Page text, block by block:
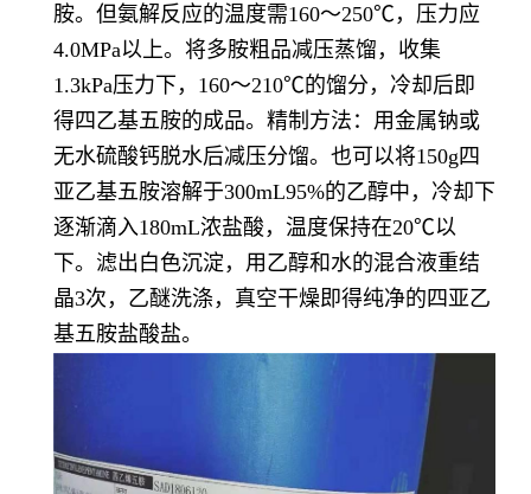
胺。但氨解反应的温度需160～250℃，压力应
4.0MPa以上。将多胺粗品减压蒸馏，收集
1.3kPa压力下，160～210℃的馏分，冷却后即
得四乙基五胺的成品。精制方法：用金属钠或
无水硫酸钙脱水后减压分馏。也可以将150g四
亚乙基五胺溶解于300mL95%的乙醇中，冷却下
逐渐滴入180mL浓盐酸，温度保持在20℃以
下。滤出白色沉淀，用乙醇和水的混合液重结
晶3次，乙醚洗涤，真空干燥即得纯净的四亚乙
基五胺盐酸盐。